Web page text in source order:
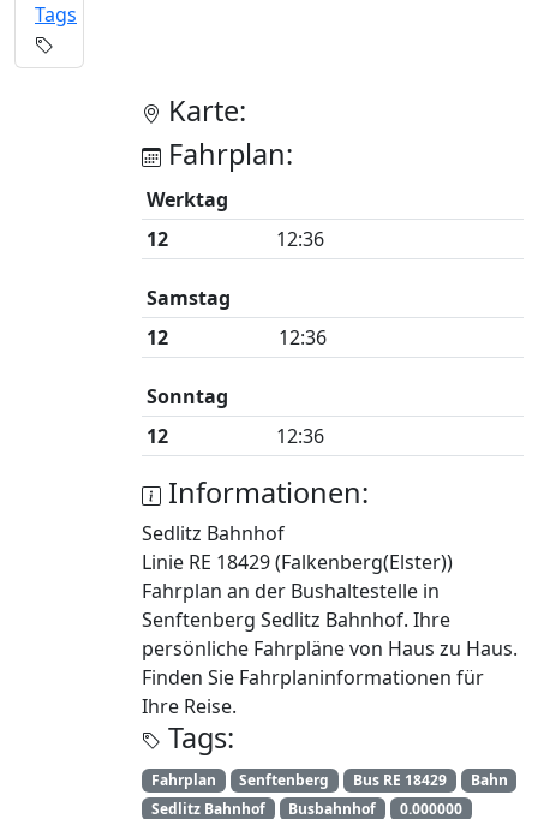
Karte:
Fahrplan:
Werktag
12
12:36
Samstag
12
12:36
Sonntag
12
12:36
Informationen:
Sedlitz Bahnhof
Linie RE 18429 (Falkenberg(Elster))
Fahrplan an der Bushaltestelle in
Senftenberg Sedlitz Bahnhof. Ihre
persönliche Fahrpläne von Haus zu Haus.
Finden Sie Fahrplaninformationen für
Ihre Reise.
Tags:
Fahrplan Senftenberg Bus RE 18429
Bahn
Sedlitz Bahnhof
Busbahnhof 0.000000
Tags